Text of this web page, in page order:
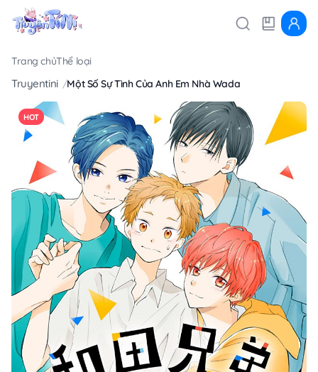
Trang chủThể loại
Truyentini Một Số Sự Tình Của Anh Em Nhà Wada
HOT